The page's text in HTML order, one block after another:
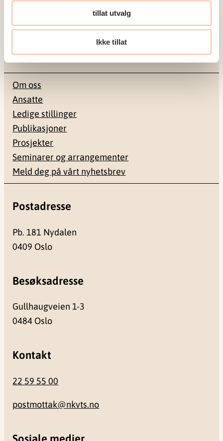
tillat utvalg
Ikke tillat
om vold og traumatisk stress. Formålet er å bidra
til å forebygge og redusere de helsemessige og
sosiale konsekvensene som vold og traumatisk
stress kan medføre.
Om oss
Ansatte
Ledige stillinger
Publikasjoner
Prosjekter
Seminarer og arrangementer
Meld deg på vårt nyhetsbrev
Postadresse
Pb. 181 Nydalen
0409 Oslo
Besøksadresse
Gullhaugveien 1-3
0484 Oslo
Kontakt
22 59 55 00
postmottak@nkvts.no